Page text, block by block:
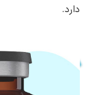
دارد.